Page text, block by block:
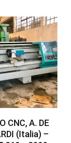
Tutto
CNC, A. DE
(Italia) –